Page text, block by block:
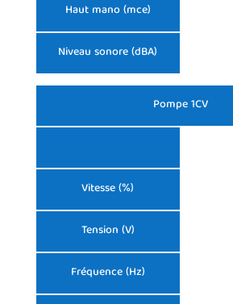
Haut mano (mce)
Niveau sonore (dBA)
Vitesse (%)
Tension (V)
Fréquence (Hz)
Pompe 1CV